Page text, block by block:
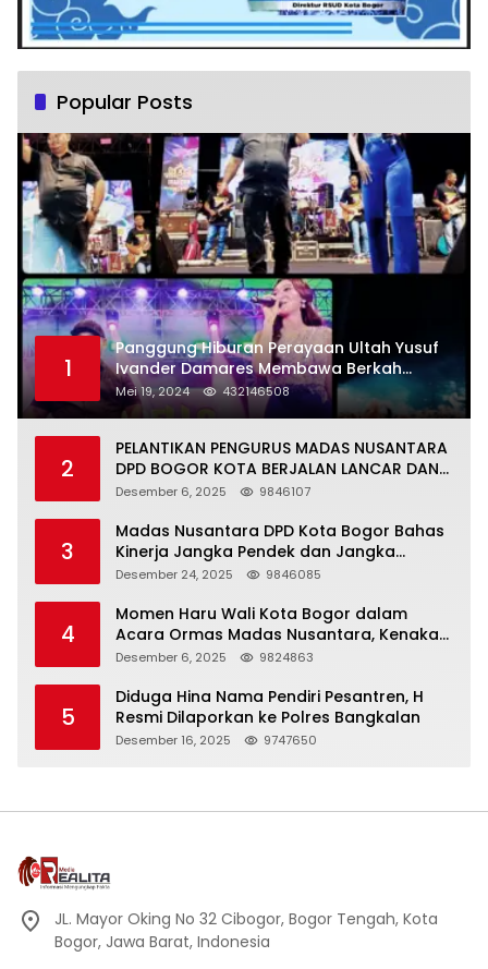
Popular Posts
1
Panggung Hiburan Perayaan Ultah Yusuf
Ivander Damares Membawa Berkah
Warga Kejapanan
Mei 19, 2024 432146508
2
PELANTIKAN PENGURUS MADAS NUSANTARA
DPD BOGOR KOTA BERJALAN LANCAR DAN
KHIDMAT
Desember 6, 2025 9846107
3
Madas Nusantara DPD Kota Bogor Bahas
Kinerja Jangka Pendek dan Jangka
Panjang
Desember 24, 2025 9846085
4
Momen Haru Wali Kota Bogor dalam
Acara Ormas Madas Nusantara, Kenakan
Peci Hitam Tinggi sebagai Simbol
Desember 6, 2025 9824863
5
Diduga Hina Nama Pendiri Pesantren, H
Resmi Dilaporkan ke Polres Bangkalan
Desember 16, 2025 9747650
JL. Mayor Oking No 32 Cibogor, Bogor Tengah, Kota
Bogor, Jawa Barat, Indonesia